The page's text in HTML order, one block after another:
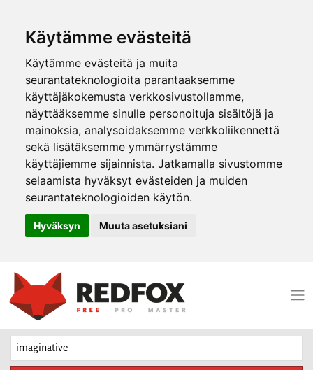
Käytämme evästeitä
Käytämme evästeitä ja muita
seurantateknologioita parantaaksemme
käyttäjäkokemusta verkkosivustollamme,
näyttääksemme sinulle personoituja sisältöjä ja
mainoksia, analysoidaksemme verkkoliikennettä
sekä lisätäksemme ymmärrystämme
käyttäjiemme sijainnista. Jatkamalla sivustomme
selaamista hyväksyt evästeiden ja muiden
seurantateknologioiden käytön.
Hyväksyn Muuta asetuksiani